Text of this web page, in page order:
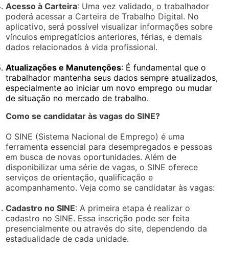
Acesso à Carteira: Uma vez validado, o trabalhador
poderá acessar a Carteira de Trabalho Digital. No
aplicativo, será possível visualizar informações sobre
vínculos empregatícios anteriores, férias, e demais
dados relacionados à vida profissional.
Atualizações e Manutenções: É fundamental que o
trabalhador mantenha seus dados sempre atualizados,
especialmente ao iniciar um novo emprego ou mudar
de situação no mercado de trabalho.
Como se candidatar às vagas do SINE?
O SINE (Sistema Nacional de Emprego) é uma
ferramenta essencial para desempregados e pessoas
em busca de novas oportunidades. Além de
disponibilizar uma série de vagas, o SINE oferece
serviços de orientação, qualificação e
acompanhamento. Veja como se candidatar às vagas:
Cadastro no SINE: A primeira etapa é realizar o
cadastro no SINE. Essa inscrição pode ser feita
presencialmente ou através do site, dependendo da
estadualidade de cada unidade.